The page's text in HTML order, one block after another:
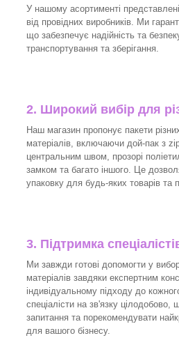
У нашому асортименті
від провідних виробників. Ми
що забезпечує надійність та
транспортування та зберігання.
2. Широкий вибір для
Наш магазин пропонує пакети
матеріалів, включаючи дой-пак з
центральним швом, прозорі
замком та багато іншого. Це
упаковку для будь-яких товарів та
3. Підтримка
Ми завжди готові допомогти у
матеріалів завдяки експертним
індивідуальному підходу до
спеціалісти на зв'язку цілодобово,
запитання та порекомендувати
для вашого бізнесу.